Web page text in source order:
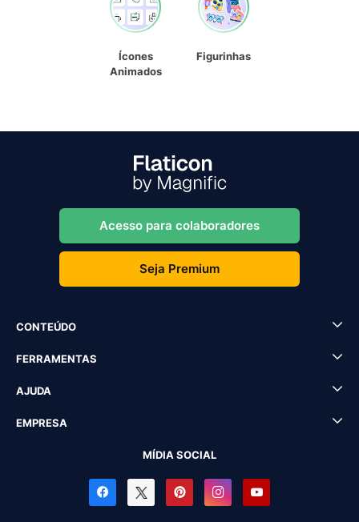
Ícones
Animados
Figurinhas
Acesso para colaboradores
Seja Premium
CONTEÚDO
FERRAMENTAS
AJUDA
EMPRESA
MÍDIA SOCIAL